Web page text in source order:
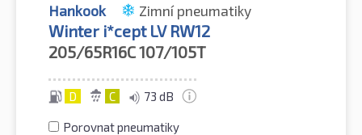
Hankook Zimní pneumatiky
Winter i*cept LV RW12
205/65R16C107/105T
D C 73 dB
Porovnat pneumatiky